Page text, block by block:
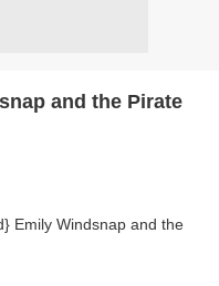
and the Pirate